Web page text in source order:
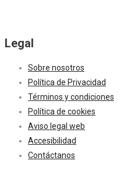
Legal
Sobre nosotros
Política de Privacidad
Términos y condiciones
Política de cookies
Aviso legal web
Accesibilidad
Contáctanos